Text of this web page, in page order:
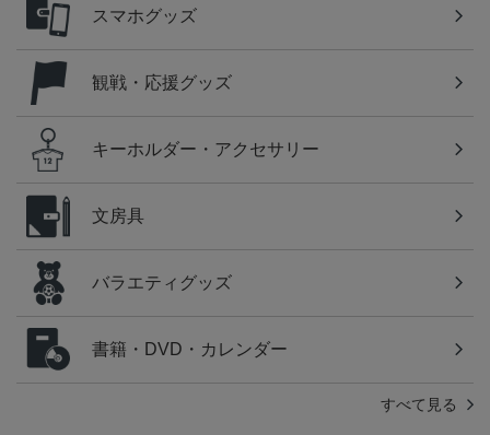
スマホグッズ
観戦・応援グッズ
キーホルダー・アクセサリー
文房具
バラエティグッズ
書籍・DVD・カレンダー
すべて見る